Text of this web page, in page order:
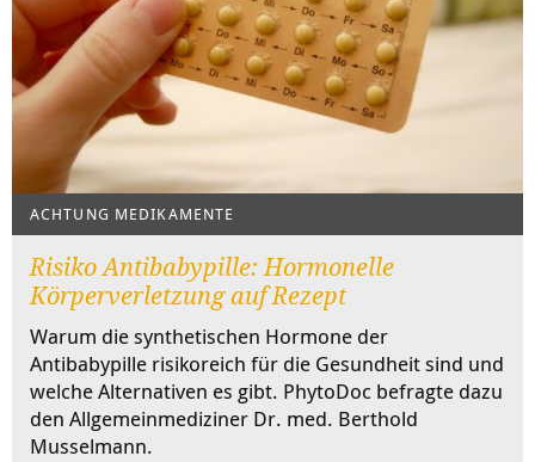
ACHTUNG MEDIKAMENTE
Risiko Antibabypille: Hormonelle
Körperverletzung auf Rezept
Warum die synthetischen Hormone der
Antibabypille risikoreich für die Gesundheit sind und
welche Alternativen es gibt. PhytoDoc befragte dazu
den Allgemeinmediziner Dr. med. Berthold
Musselmann.